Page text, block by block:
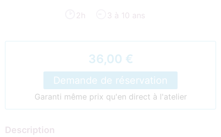
2h 3 à 10 ans
36,00 €
Demande de réservation
Garanti même prix qu'en direct à l'atelier
Description